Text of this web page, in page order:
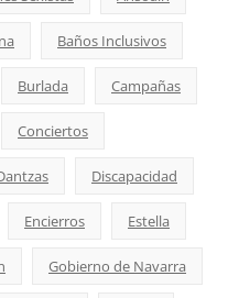
Baños Inclusivos
Burlada Campañas
Conciertos
Discapacidad
Encierros Estella
Gobierno de Navarra